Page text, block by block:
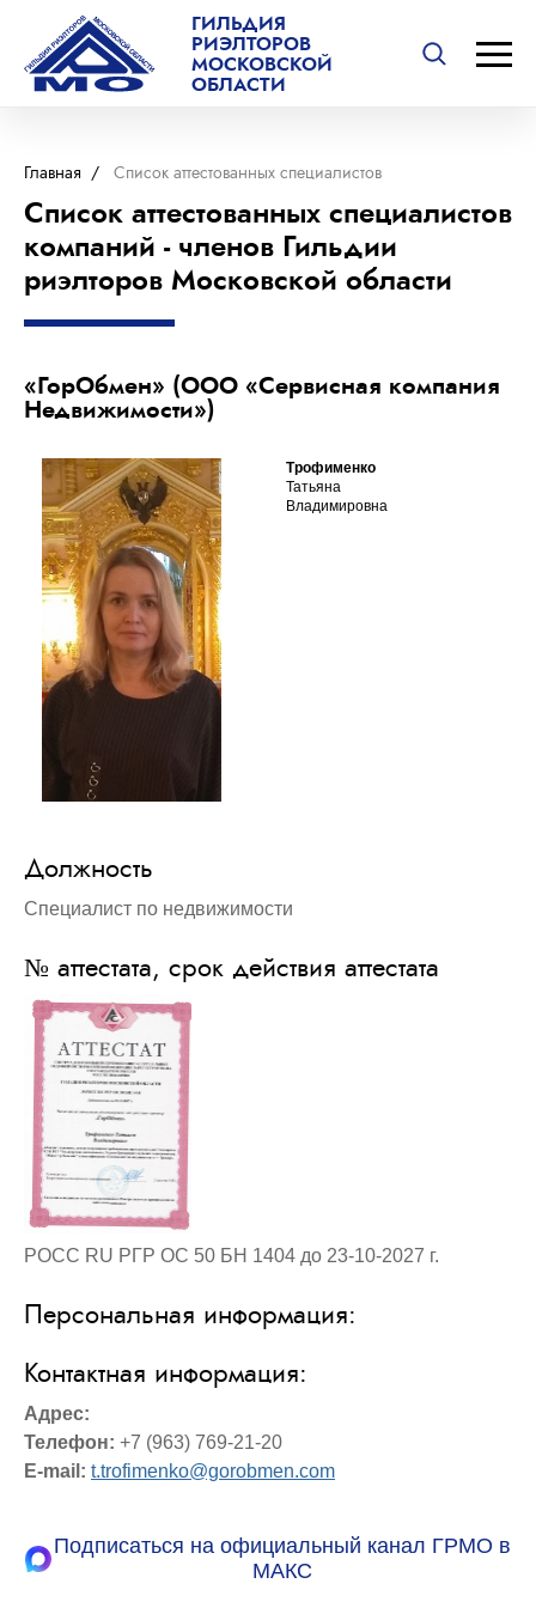
ГИЛЬДИЯ
РИЭЛТОРОВ
МОСКОВСКОЙ
ОБЛАСТИ
Главная / Список аттестованных специалистов
Список аттестованных специалистов
компаний - членов Гильдии
риэлторов Московской области
«ГорОбмен» (ООО «Сервисная компания
Недвижимости»)
Трофименко
Татьяна
Владимировна
Должность
Специалист по недвижимости
№ аттестата, срок действия аттестата
РОСС RU РГР ОС 50 БН 1404 до 23-10-2027 г.
Персональная информация:
Контактная информация:
Адрес:
Телефон: +7 (963) 769-21-20
E-mail: t.trofimenko@gorobmen.com
Подписаться на официальный канал ГРМО в
МАКС